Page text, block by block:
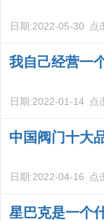
日期:2022-05-30 点
我自己经营一
日期:2022-01-14 点
中国阀门十大
日期:2022-04-16 点
星巴克是一个